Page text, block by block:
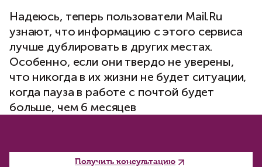
Надеюсь, теперь пользователи Mail.Ru
узнают, что информацию с этого сервиса
лучше дублировать в других местах.
Особенно, если они твердо не уверены,
что никогда в их жизни не будет ситуации,
когда пауза в работе с почтой будет
больше, чем 6 месяцев
Получить консультацию